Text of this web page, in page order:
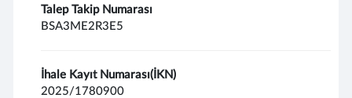
Talep Takip Numarası
BSA3ME2R3E5
İhale Kayıt Numarası(İKN)
2025/1780900